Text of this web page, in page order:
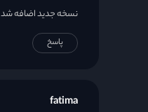
نسخه جدید اضافه شد
پاسخ
fatima